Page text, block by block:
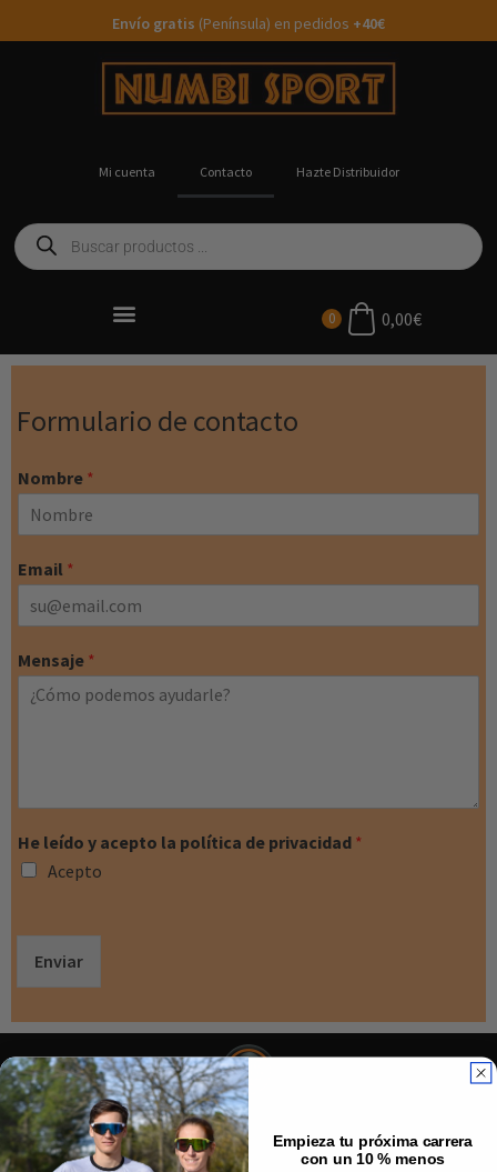
Envío gratis (Península) en pedidos +40€
Mi cuenta Contacto Hazte Distribuidor
0 0,00€
Formulario de contacto
Nombre *
Email *
Mensaje *
He leído y acepto la política de privacidad *
Acepto
Enviar
INFORMACIÓN ÚTIL Empieza tu próxima carrera
con un 10 % menos